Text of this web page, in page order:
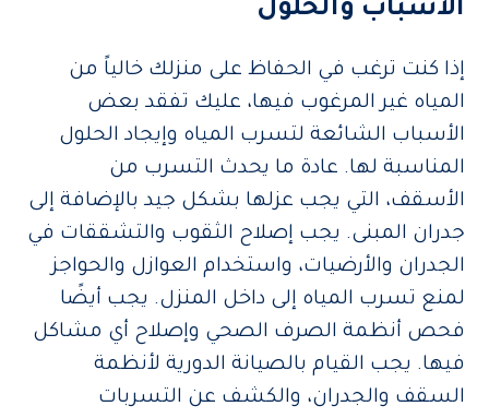
الأسباب والحلول
إذا كنت ترغب في الحفاظ على منزلك خالياً من
المياه غير المرغوب فيها، عليك تفقد بعض
الأسباب الشائعة لتسرب المياه وإيجاد الحلول
المناسبة لها. عادة ما يحدث التسرب من
الأسقف، التي يجب عزلها بشكل جيد بالإضافة إلى
جدران المبنى. يجب إصلاح الثقوب والتشققات في
الجدران والأرضيات، واستخدام العوازل والحواجز
لمنع تسرب المياه إلى داخل المنزل. يجب أيضًا
فحص أنظمة الصرف الصحي وإصلاح أي مشاكل
فيها. يجب القيام بالصيانة الدورية لأنظمة
السقف والجدران، والكشف عن التسربات